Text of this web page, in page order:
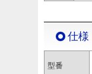
仕様
型番